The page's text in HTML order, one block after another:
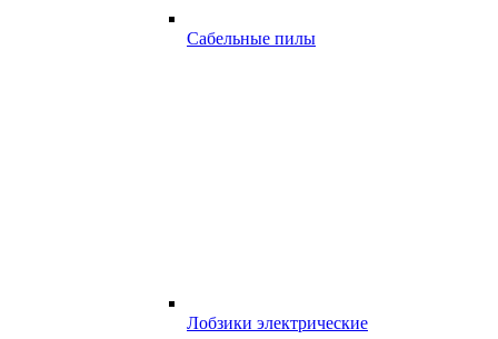
Сабельные пилы
Лобзики электрические